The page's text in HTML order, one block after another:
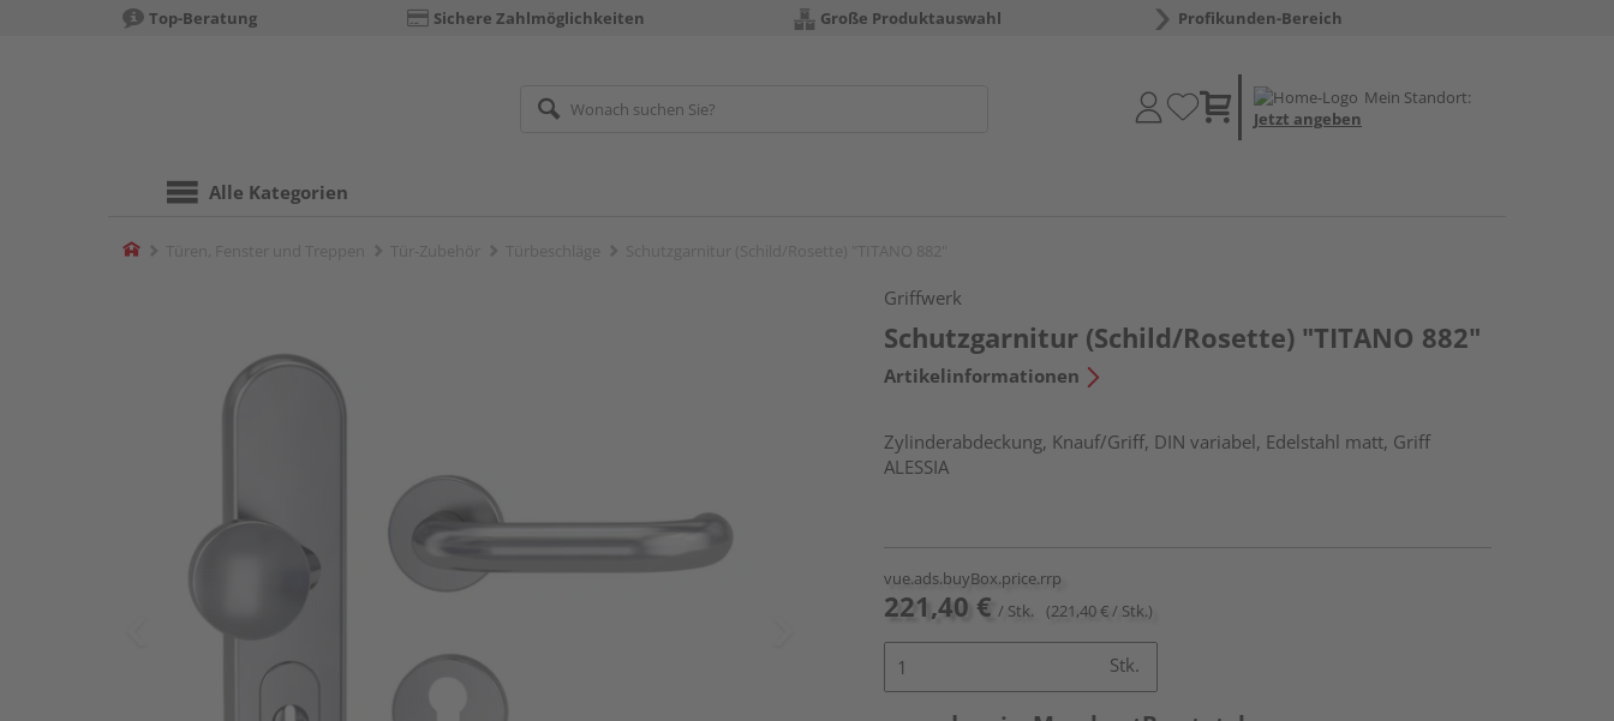
Top-Beratung Sichere Zahlmöglichkeiten Große Produktauswahl Profikunden-Bereich
Mein Standort:
Jetzt angeben
Alle Kategorien
Home
Griffwerk
Schutzgarnitur (Schild/Rosette) "TITANO 882"
Artikelinformationen
Zylinderabdeckung, Knauf/Griff, DIN variabel, Edelstahl matt, Griff
ALESSIA
vue.ads.buyBox.price.rrp
221,40 € / Stk. (221,40 € / Stk.)
Stk.